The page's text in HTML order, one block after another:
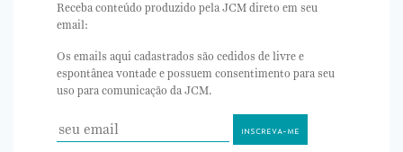
Receba conteúdo produzido pela JCM direto em seu
email:
Os emails aqui cadastrados são cedidos de livre e
espontânea vontade e possuem consentimento para seu
uso para comunicação da JCM.